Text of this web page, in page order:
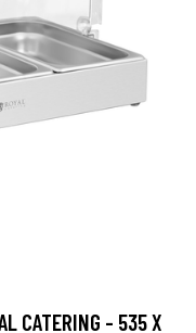
CATERING - 535 X